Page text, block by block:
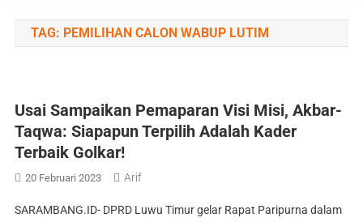
TAG: PEMILIHAN CALON WABUP LUTIM
Usai Sampaikan Pemaparan Visi Misi, Akbar-
Taqwa: Siapapun Terpilih Adalah Kader
Terbaik Golkar!
20 Februari 2023 Arif
SARAMBANG.ID- DPRD Luwu Timur gelar Rapat Paripurna dalam